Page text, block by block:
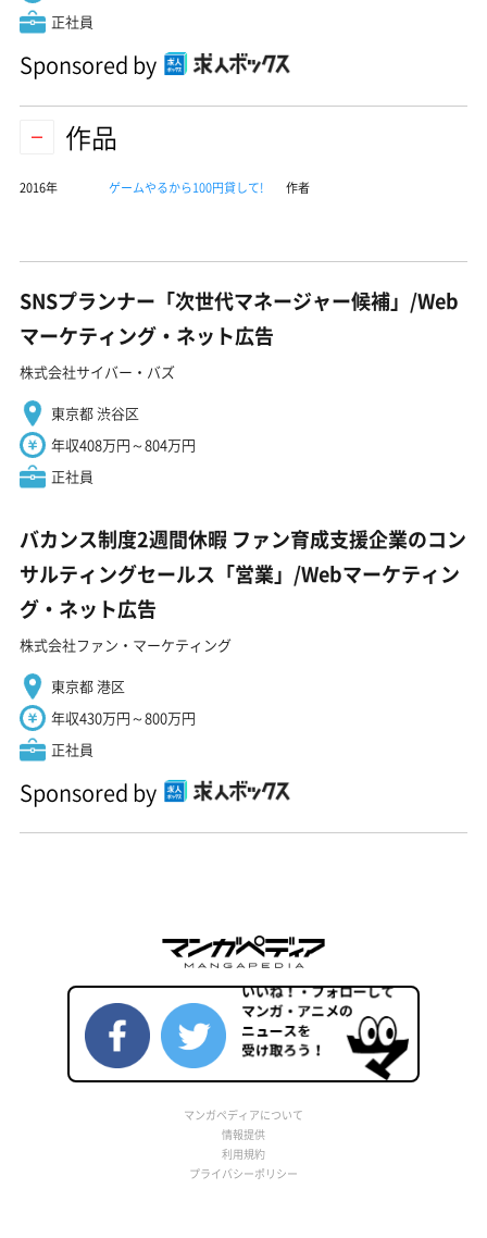
正社員
Sponsored by
作品
2016年 ゲームやるから100円貸して! 作者
SNSプランナー「次世代マネージャー候補」/Web
マーケティング・ネット広告
株式会社サイバー・バズ
東京都 渋谷区
年収408万円～804万円
正社員
バカンス制度2週間休暇 ファン育成支援企業のコン
サルティングセールス「営業」/Webマーケティン
グ・ネット広告
株式会社ファン・マーケティング
東京都 港区
年収430万円～800万円
正社員
Sponsored by
マンガペディアについて
情報提供
利用規約
プライバシーポリシー